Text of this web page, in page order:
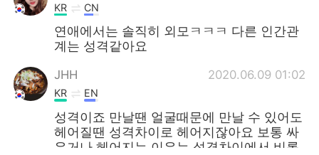
KR CN
연애에서는 솔직히 외모ㅋㅋㅋ 다른 인간관
계는 성격같아요
JHH 2020.06.09 01:02
KR EN
성격이죠 만날땐 얼굴때문에 만날 수 있어도
헤어질땐 성격차이로 헤어지잖아요 보통 싸
우거나 헤어지는 이유는 성격차이에서 비롯